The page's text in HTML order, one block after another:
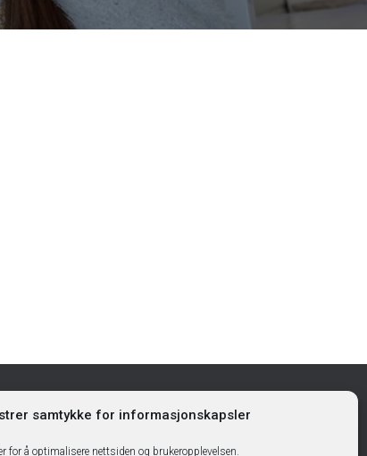
samtykke for informasjonskapsler
for å optimalisere nettsiden og brukeropplevelsen.